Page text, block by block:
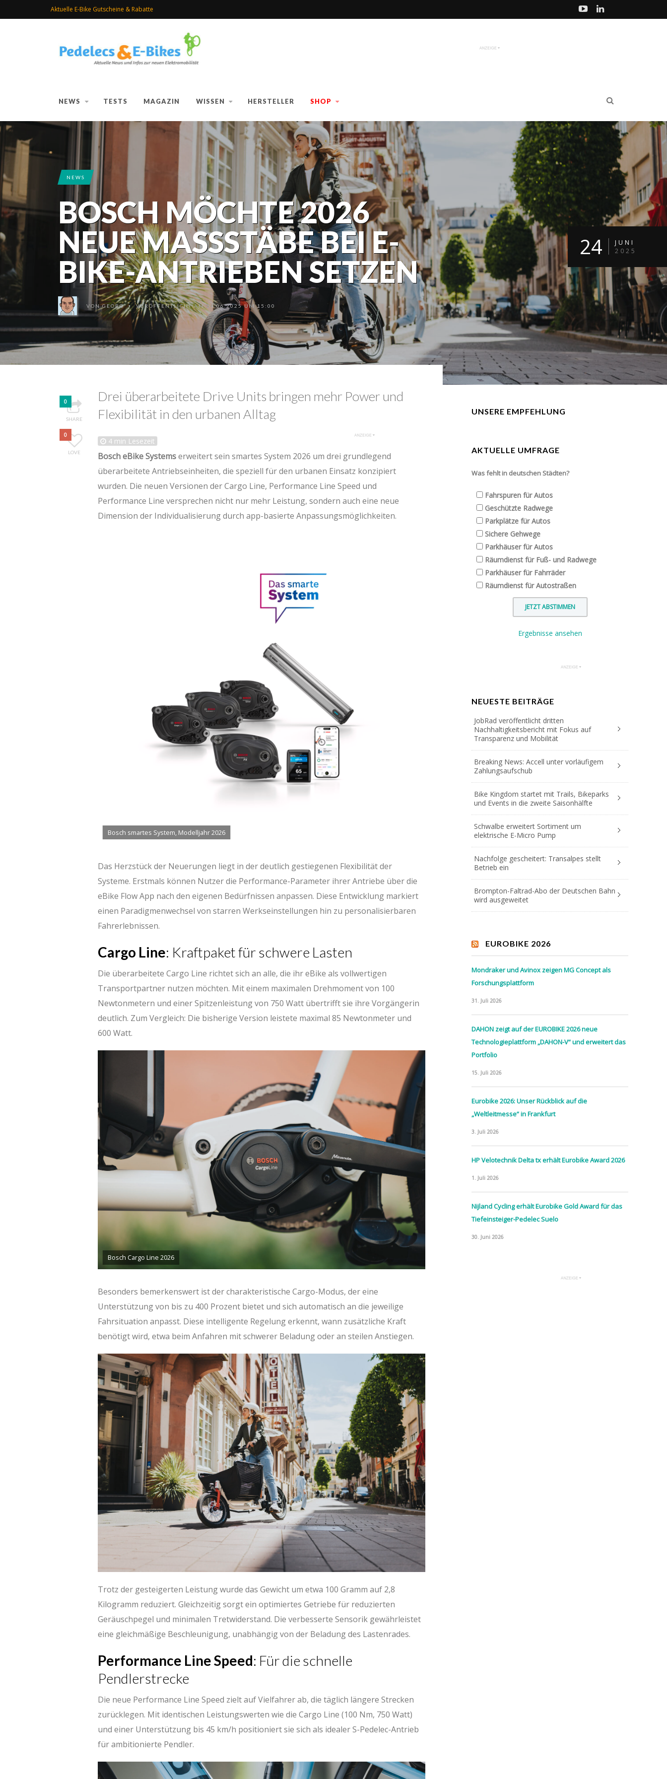
Aktuelle E-Bike Gutscheine & Rabatte
NEWS TESTS MAGAZIN WISSEN HERSTELLER SHOP
NEWS
BOSCH MÖCHTE 2026
NEUE MASSSTÄBE BEI E-B
IKE-ANTRIEBEN SETZEN
VONGEORG •VERÖFFENTLICHT AM 24.06.2025 UM 15:00
24
JUNI
2025
0
SHARE
0
LOVE
Drei überarbeitete Drive Units bringen mehr Power und
Flexibilität in den urbanen Alltag
4 min Lesezeit
Bosch eBike Systemserweitert sein smartes System 2026 um drei grundlegend
überarbeitete Antriebseinheiten, die speziell für den urbanen Einsatz konzipiert
wurden. Die neuen Versionen der Cargo Line, Performance Line Speed und
Performance Line versprechen nicht nur mehr Leistung, sondern auch eine neue
Dimension der Individualisierung durch app-basierte Anpassungsmöglichkeiten.
Bosch smartes System, Modelljahr 2026
Das Herzstück der Neuerungen liegt in der deutlich gestiegenen Flexibilität der
Systeme. Erstmals können Nutzer die Performance-Parameter ihrer Antriebe über die
eBike Flow App nach den eigenen Bedürfnissen anpassen. Diese Entwicklung markiert
einen Paradigmenwechsel von starren Werkseinstellungen hin zu personalisierbaren
Fahrerlebnissen.
Cargo Line: Kraftpaket für schwere Lasten
Die überarbeitete Cargo Line richtet sich an alle, die ihr eBike als vollwertigen
Transportpartner nutzen möchten. Mit einem maximalen Drehmoment von 100
Newtonmetern und einer Spitzenleistung von 750 Watt übertrifft sie ihre Vorgängerin
deutlich. Zum Vergleich: Die bisherige Version leistete maximal 85 Newtonmeter und
600 Watt.
Bosch Cargo Line 2026
Besonders bemerkenswert ist der charakteristische Cargo-Modus, der eine
Unterstützung von bis zu 400 Prozent bietet und sich automatisch an die jeweilige
Fahrsituation anpasst. Diese intelligente Regelung erkennt, wann zusätzliche Kraft
benötigt wird, etwa beim Anfahren mit schwerer Beladung oder an steilen Anstiegen.
Trotz der gesteigerten Leistung wurde das Gewicht um etwa 100 Gramm auf 2,8
Kilogramm reduziert. Gleichzeitig sorgt ein optimiertes Getriebe für reduzierten
Geräuschpegel und minimalen Tretwiderstand. Die verbesserte Sensorik gewährleistet
eine gleichmäßige Beschleunigung, unabhängig von der Beladung des Lastenrades.
Performance Line Speed: Für die schnelle
Pendlerstrecke
Die neue Performance Line Speed zielt auf Vielfahrer ab, die täglich längere Strecken
zurücklegen. Mit identischen Leistungswerten wie die Cargo Line (100 Nm, 750 Watt)
und einer Unterstützung bis 45 km/h positioniert sie sich als idealer S-Pedelec-Antrieb
für ambitionierte Pendler.
UNSERE EMPFEHLUNG
AKTUELLE UMFRAGE
Was fehlt in deutschen Städten?
Fahrspuren für Autos
Geschützte Radwege
Parkplätze für Autos
Sichere Gehwege
Parkhäuser für Autos
Räumdienst für Fuß- und Radwege
Parkhäuser für Fahrräder
Räumdienst für Autostraßen
Ergebnisse ansehen
NEUESTE BEITRÄGE
JobRad veröffentlicht dritten
Nachhaltigkeitsbericht mit Fokus auf
Transparenz und Mobilität
Breaking News: Accell unter vorläufigem
Zahlungsaufschub
Bike Kingdom startet mit Trails, Bikeparks
und Events in die zweite Saisonhälfte
Schwalbe erweitert Sortiment um
elektrische E-Micro Pump
Nachfolge gescheitert: Transalpes stellt
Betrieb ein
Brompton-Faltrad-Abo der Deutschen Bahn
wird ausgeweitet
EUROBIKE 2026
Mondraker und Avinox zeigen MG Concept als
Forschungsplattform
31. Juli 2026
DAHON zeigt auf der EUROBIKE 2026 neue
Technologieplattform „DAHON-V“ und erweitert das
Portfolio
15. Juli 2026
Eurobike 2026: Unser Rückblick auf die
„Weltleitmesse“ in Frankfurt
3. Juli 2026
HP Velotechnik Delta tx erhält Eurobike Award 2026
1. Juli 2026
Nijland Cycling erhält Eurobike Gold Award für das
Tiefeinsteiger-Pedelec Suelo
30. Juni 2026